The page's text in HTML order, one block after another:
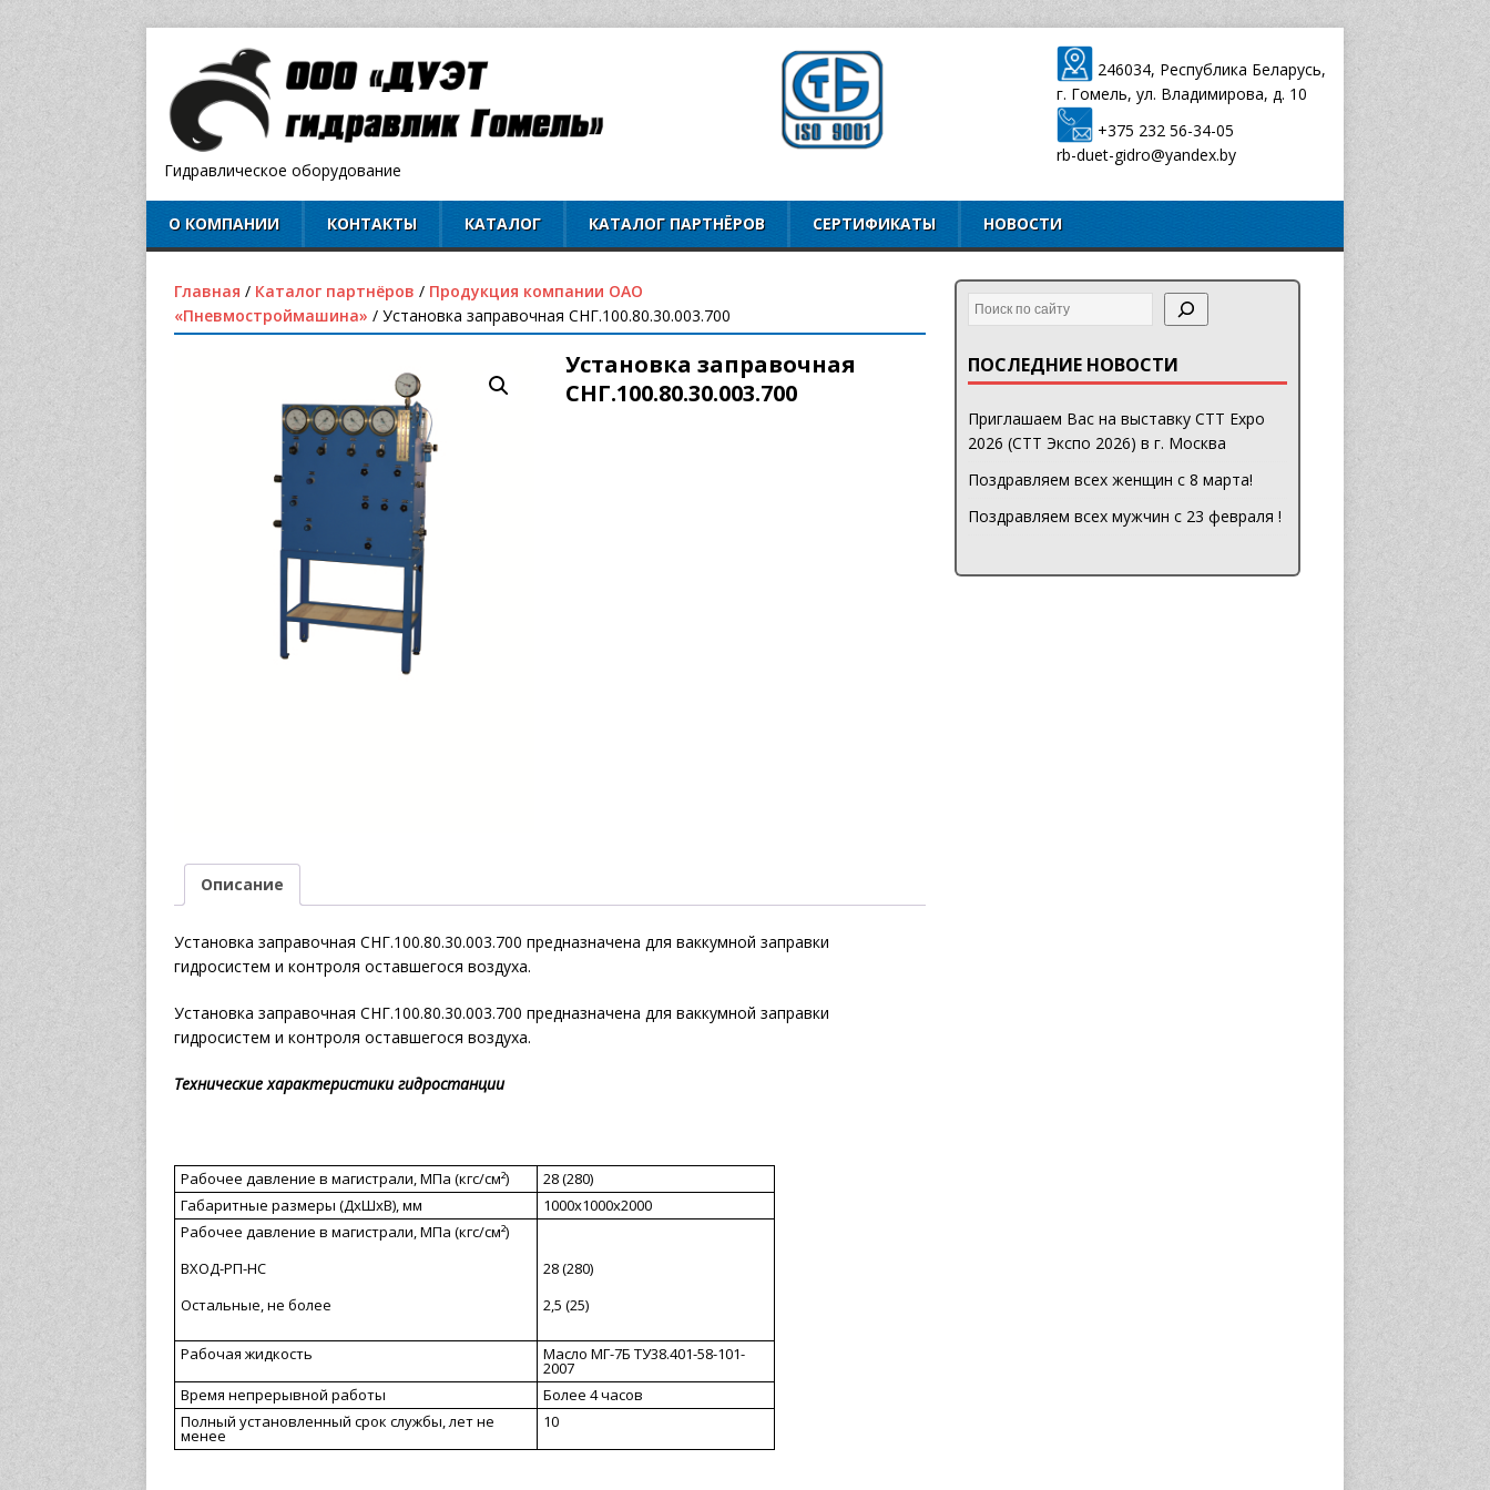
Гидравлическое оборудование
246034, Республика Беларусь,
г. Гомель, ул. Владимирова, д. 10
+375 232 56-34-05
rb-duet-gidro@yandex.by
О КОМПАНИИ КОНТАКТЫ КАТАЛОГ КАТАЛОГ ПАРТНЁРОВ СЕРТИФИКАТЫ НОВОСТИ
Главная / Каталог партнёров / Продукция компании ОАО
«Пневмостроймашина» / Установка заправочная СНГ.100.80.30.003.700
Установка заправочная
СНГ.100.80.30.003.700
Описание
Установка заправочная СНГ.100.80.30.003.700 предназначена для ваккумной заправки
гидросистем и контроля оставшегося воздуха.
Установка заправочная СНГ.100.80.30.003.700 предназначена для ваккумной заправки
гидросистем и контроля оставшегося воздуха.
Технические характеристики гидростанции
Рабочее давление в магистрали, МПа (кгс/см²)
28 (280)
Габаритные размеры (ДхШхВ), мм
1000х1000х2000
Рабочее давление в магистрали, МПа (кгс/см²)
ВХОД-РП-НС
Остальные, не более
28 (280)
2,5 (25)
Рабочая жидкость Масло МГ-7Б ТУ38.401-58-101-
2007
Время непрерывной работы
Более 4 часов
Полный установленный срок службы, лет не
менее
10
ПОСЛЕДНИЕ НОВОСТИ
Приглашаем Вас на выставку CTT Expo
2026 (СТТ Экспо 2026) в г. Москва
Поздравляем всех женщин с 8 марта!
Поздравляем всех мужчин с 23 февраля !